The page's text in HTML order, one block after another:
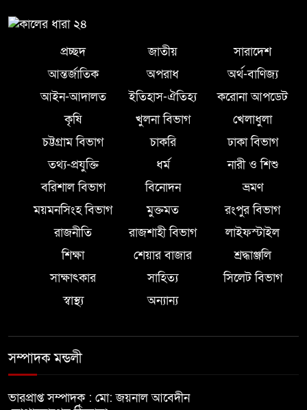
প্রচ্ছদ জাতীয়
সারাদেশ
আন্তর্জাতিক
অপরাধ
অর্থ-বাণিজ্য
আইন-আদালত
ইতিহাস-ঐতিহ্য
করোনা আপডেট
কৃষি
খুলনা বিভাগ
খেলাধুলা
চট্টগ্রাম বিভাগ
চাকরি
ঢাকা বিভাগ
তথ্য-প্রযুক্তি
ধর্ম
নারী ও শিশু
বরিশাল বিভাগ
বিনোদন
ভ্রমণ
ময়মনসিংহ বিভাগ
মুক্তমত
রংপুর বিভাগ
রাজনীতি
রাজশাহী বিভাগ
লাইফস্টাইল
শিক্ষা
শেয়ার বাজার
শ্রদ্ধাঞ্জলি
সাক্ষাৎকার
সাহিত্য
সিলেট বিভাগ
স্বাস্থ্য
অন্যান্য
সম্পাদক মন্ডলী
ভারপ্রাপ্ত সম্পাদক : মো: জয়নাল আবেদীন